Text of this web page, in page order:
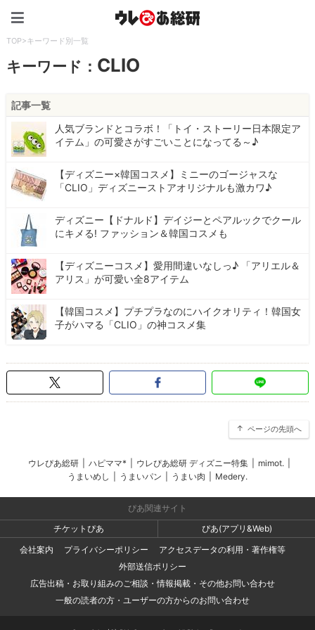
TOP>キーワード別一覧
キーワード： CLIO
記事一覧
人気ブランドとコラボ！「トイ・ストーリー日本限定ア
イテム」の可愛さがすごいことになってる～♪
【ディズニー×韓国コスメ】ミニーのゴージャスな
「CLIO」ディズニーストアオリジナルも激カワ♪
ディズニー【ドナルド】デイジーとペアルックでクール
にキメる! ファッション＆韓国コスメも
【ディズニーコスメ】愛用間違いなしっ♪ 「アリエル＆
アリス」が可愛い全8アイテム
【韓国コスメ】プチプラなのにハイクオリティ！韓国女
子がハマる「CLIO」の神コスメ集
ページの先頭へ
ウレぴあ総研 ハピママ* ウレぴあ総研 ディズニー特集 mimot.
うまいめし
うまいパン うまい肉 Medery.
ぴあ関連サイト
チケットぴあ
ぴあ(アプリ&Web)
会社案内
プライバシーポリシー
アクセスデータの利用・著作権等
外部送信ポリシー
広告出稿・お取り組みのご相談・情報掲載・その他お問い合わせ
一般の読者の方・ユーザーの方からのお問い合わせ